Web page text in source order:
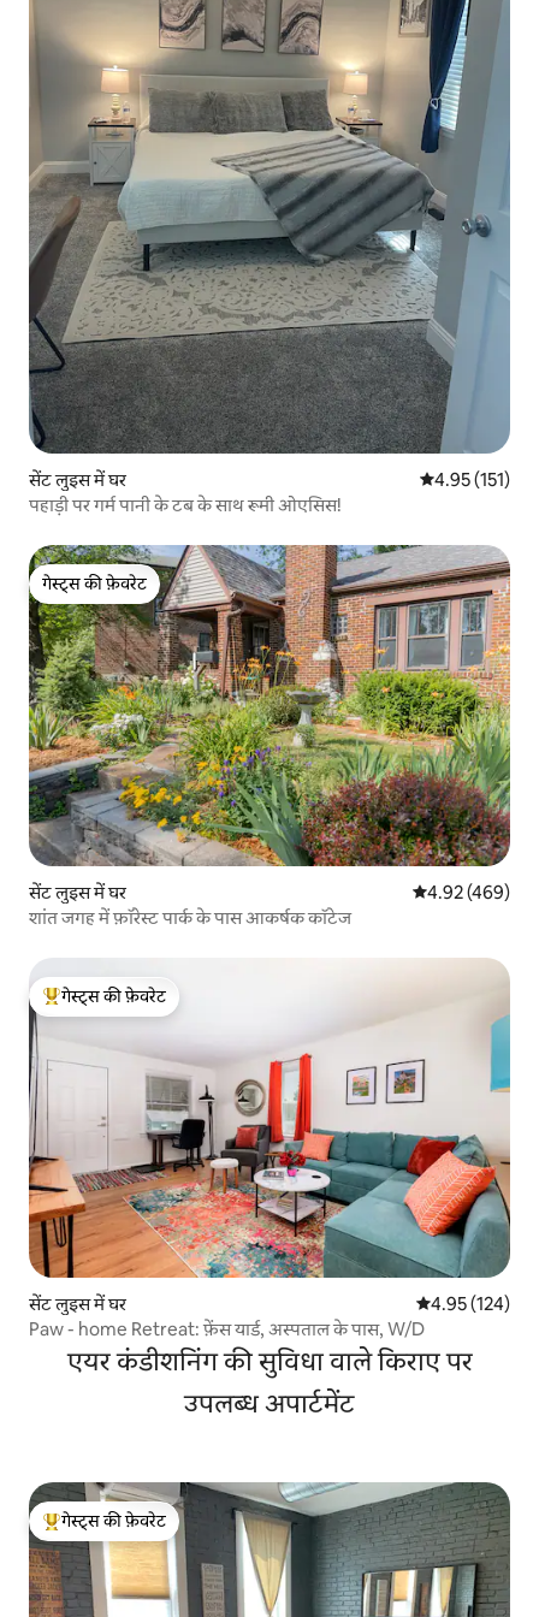
सेंट लुइस में घर औसत रेटिंग 5 में से
4.95 (151)
पहाड़ी पर गर्म पानी के टब के साथ रूमी ओएसिस!
गेस्ट्स की फ़ेवरेट
गेस्ट्स की फ़ेवरेट
सेंट लुइस में घर औसत रेटिंग 5 में से
4.92 (469)
शांत जगह में फ़ॉरेस्ट पार्क के पास आकर्षक कॉटेज
गेस्ट्स का टॉप फ़ेवरेट
गेस्ट्स की फ़ेवरेट
सेंट लुइस में घर औसत रेटिंग 5 में से
4.95 (124)
Paw - home Retreat: फ़ेंस यार्ड, अस्पताल के पास, W/D
एयर कंडीशनिंग की सुविधा वाले किराए पर
उपलब्ध अपार्टमेंट
गेस्ट्स का टॉप फ़ेवरेट
गेस्ट्स की फ़ेवरेट